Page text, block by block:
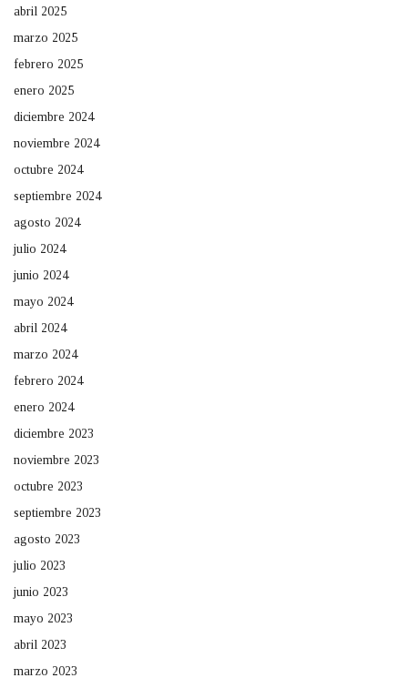
abril 2025
marzo 2025
febrero 2025
enero 2025
diciembre 2024
noviembre 2024
octubre 2024
septiembre 2024
agosto 2024
julio 2024
junio 2024
mayo 2024
abril 2024
marzo 2024
febrero 2024
enero 2024
diciembre 2023
noviembre 2023
octubre 2023
septiembre 2023
agosto 2023
julio 2023
junio 2023
mayo 2023
abril 2023
marzo 2023